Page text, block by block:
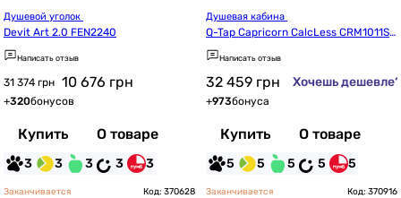
Devit Art 2.0 FEN2240
Написать отзыв
31 374 грн 10 676 грн
+320бонусов
Купить О товаре
3 3 3 3 3
Q-Tap Capricorn CalcLess CRM1011SC
6 + Tern 301112 (CAPCRM1011SC6SET)
Написать отзыв
32 459 грн Хочешь дешевле?
+973бонуса
Купить О товаре
5 5 5 5 5
Заканчивается Код: 370628 Заканчивается Код: 370916